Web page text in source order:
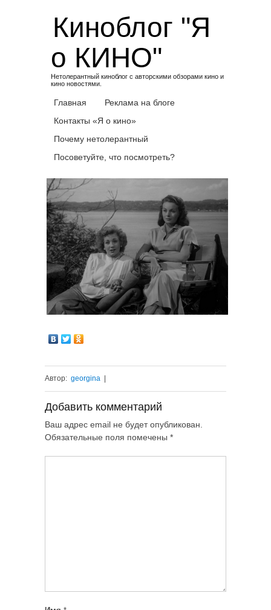
Киноблог "Я
о КИНО"
Нетолерантный киноблог с авторскими обзорами кино и
кино новостями.
Главная
Реклама на блоге
Контакты «Я о кино»
Почему нетолерантный
Посоветуйте, что посмотреть?
Автор: georgina
Добавить комментарий
Ваш адрес email не будет опубликован.
Обязательные поля помечены *